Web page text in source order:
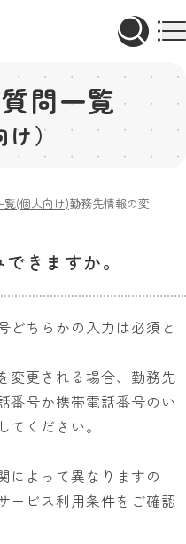
問一覧
け）
覧(個人向け)勤務先情報の変更の
きますか。
どちらかの入力は必須と
変更される場合、勤務先
番号か携帯電話番号のい
ください。
によって異なりますの
ービス利用条件をご確認